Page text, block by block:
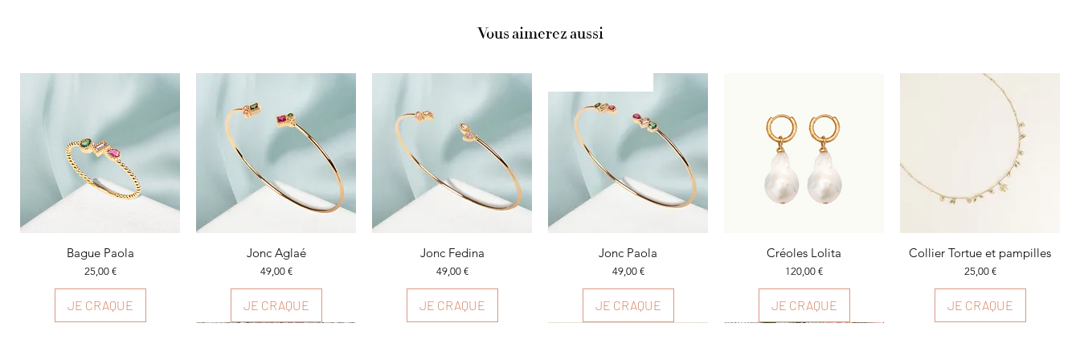
Vous aimerez aussi
Aperçu rapide
Bague Paola
Prix
25,00 €
JE CRAQUE
Aperçu rapide
Jonc Aglaé
Prix
49,00 €
JE CRAQUE
Aperçu rapide
Jonc Fedina
Prix
49,00 €
JE CRAQUE
Aperçu rapide
Jonc Paola
Prix
49,00 €
JE CRAQUE
Aperçu rapide
Créoles Lolita
Prix
120,00 €
JE CRAQUE
Aperçu rapide
Collier Tortue et pampilles
Prix
25,00 €
JE CRAQUE